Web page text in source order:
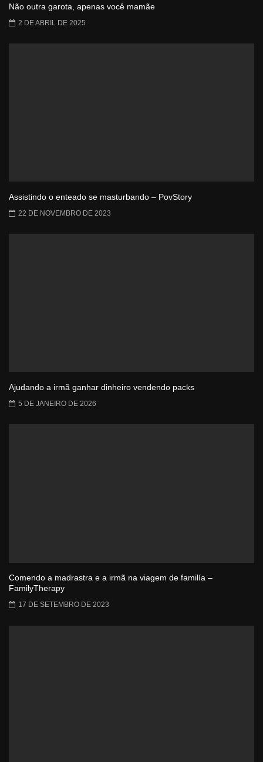
Não outra garota, apenas você mamãe
2 DE ABRIL DE 2025
Assistindo o enteado se masturbando – PovStory
22 DE NOVEMBRO DE 2023
Ajudando a irmã ganhar dinheiro vendendo packs
5 DE JANEIRO DE 2026
Comendo a madrastra e a irmã na viagem de familía –
FamilyTherapy
17 DE SETEMBRO DE 2023